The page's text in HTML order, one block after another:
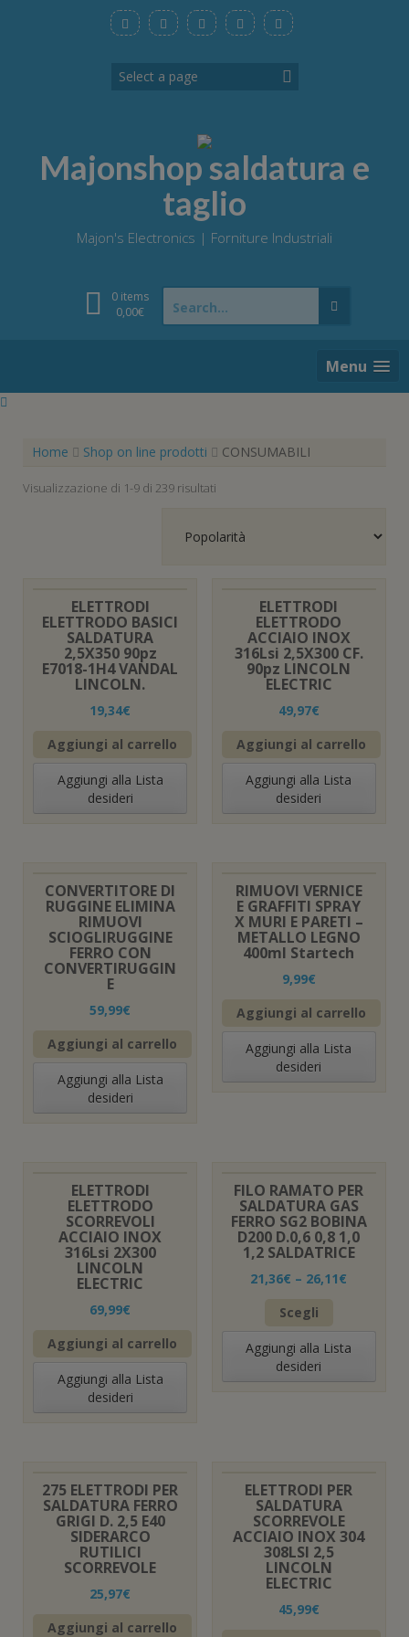
Majonshop saldatura e
taglio
Majon's Electronics | Forniture Industriali
0 items
0,00€
Search
for:
Menu
Home Shop on line prodotti CONSUMABILI
Visualizzazione di 1-9 di 239 risultati
ELETTRODI
ELETTRODO BASICI
SALDATURA
2,5X350 90pz
E7018-1H4 VANDAL
LINCOLN.
19,34€
Aggiungi al carrello
Aggiungi alla Lista
desideri
ELETTRODI
ELETTRODO
ACCIAIO INOX
316Lsi 2,5X300 CF.
90pz LINCOLN
ELECTRIC
49,97€
Aggiungi al carrello
Aggiungi alla Lista
desideri
CONVERTITORE DI
RUGGINE ELIMINA
RIMUOVI
SCIOGLIRUGGINE
FERRO CON
CONVERTIRUGGIN
E
59,99€
Aggiungi al carrello
Aggiungi alla Lista
desideri
RIMUOVI VERNICE
E GRAFFITI SPRAY
X MURI E PARETI –
METALLO LEGNO
400ml Startech
9,99€
Aggiungi al carrello
Aggiungi alla Lista
desideri
ELETTRODI
ELETTRODO
SCORREVOLI
ACCIAIO INOX
316Lsi 2X300
LINCOLN
ELECTRIC
69,99€
Aggiungi al carrello
Aggiungi alla Lista
desideri
FILO RAMATO PER
SALDATURA GAS
FERRO SG2 BOBINA
D200 D.0,6 0,8 1,0
1,2 SALDATRICE
21,36€ – 26,11€
Scegli
più
nella
pagina
del
prodotto
Aggiungi alla Lista
desideri
275 ELETTRODI PER
SALDATURA FERRO
GRIGI D. 2,5 E40
SIDERARCO
RUTILICI
SCORREVOLE
25,97€
Aggiungi al carrello
ELETTRODI PER
SALDATURA
SCORREVOLE
ACCIAIO INOX 304
308LSI 2,5
LINCOLN
ELECTRIC
45,99€